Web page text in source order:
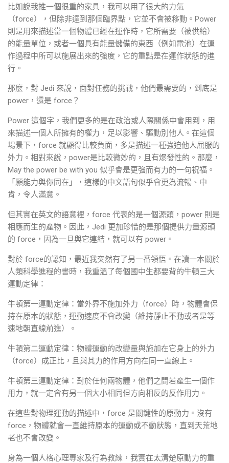
比如說我推一個很重的家具，我可以用了很大的力氣
（force），但除非達到那個臨界點，它並不會被移動。Power
則是用來描述當一個物體已經在運作時，它所需要（被供給）
的能量單位，或者一個具有能量儲備的東西（例如電池）在運
作過程中所可以施展出來的強度，它的重點是在運作狀態的進
行。
那麼，對 Jedi 來說，面對任務的挑戰，他們最需要的，到底是
power，還是 force？
Power 這個字，我們更多的是在政治或人際關係中會用到，用
來描述一個人所擁有的權力，足以影響、驅動別他人。在這個
場景下，force 就顯得比較負面，多是描述一種強迫他人屈服的
外力。相對來說，power是比較微妙的，且有爆發性的。那麼，
May the power be with you 似乎會是更強而有力的一句祝福。
「願能力與你同在」，這樣的中文語句似乎會更為流暢、中
肯，令人滿意。
但其實在英文的語意裡，force 代表的是一個源頭，power 則是
相應而生的產物。因此，Jedi 更加珍惜的是那個提供力量源頭
的 force，因為一旦與它連結，就可以有 power。
對於 force的認知，最近我突然有了另一番領悟。在讀一本關於
人類科學進程的書時，我重溫了每個國中生都要背的牛頓三大
運動定律：
牛頓第一運動定律：當外界不施加外力（force）時，物體會保
持在原本的狀態，運動速度不會改變（維持靜止不動或者是等
速地朝直線前進）。
牛頓第二運動定律：物體運動的改變量與施加在它身上的外力
（force）成正比，且與其力的作用方向在同一直線上。
牛頓第三運動定律：對於任何兩物體，他們之間若產生一個作
用力，就一定會有另一個大小相同但方向相反的反作用力。
在這些對物理運動的描述中，force 是關鍵性的原動力。沒有
force，物體就會一直維持原本的運動或不動狀態，直到天荒地
老也不會改變。
身為一個人格心理專家及行為教練，我實在太清楚原動力的重